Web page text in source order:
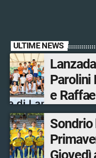
ULTIME NEWS
Parolini
e
la gara
Sondrio buon test con la
Giovedì